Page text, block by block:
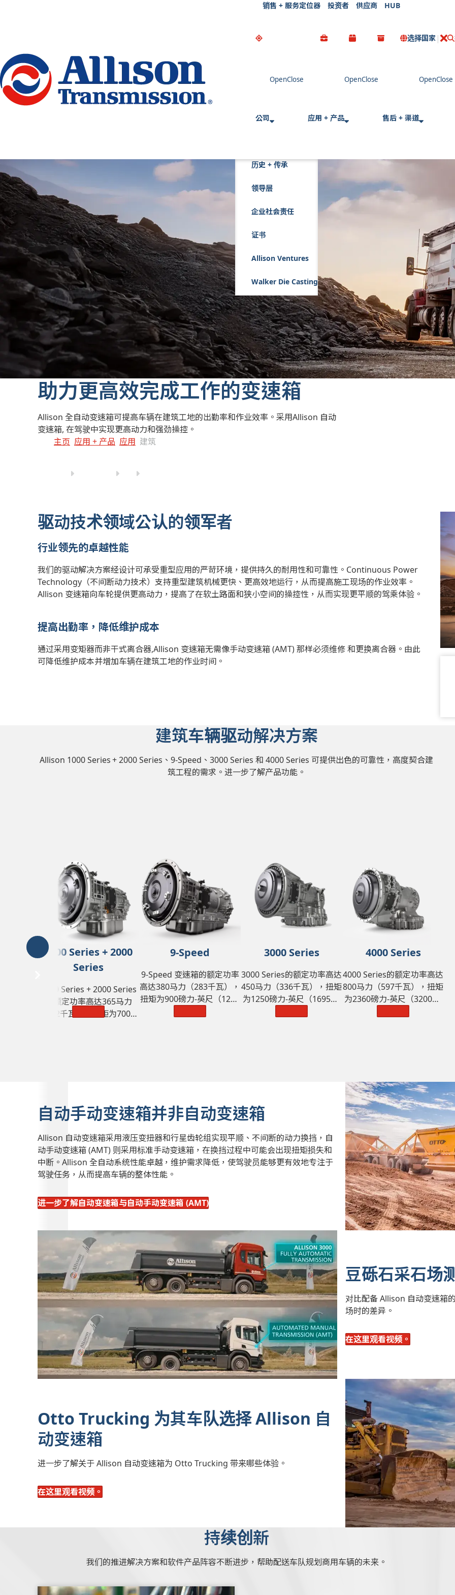
Go Home
销售 + 服务定位器 投资者 供应商 HUB
选择国家
公司
历史 + 传承
领导层
企业社会责任
证书
Allison Ventures
Walker Die Casting
应用 + 产品 售后 + 渠道
助力更高效完成工作的变速箱
Allison 全自动变速箱可提高车辆在建筑工地的出勤率和作业效率。采用Allison 自动
变速箱, 在驾驶中实现更高动力和强劲操控。
主页 应用 + 产品 应用 建筑
驱动技术领域公认的领军者
行业领先的卓越性能
我们的驱动解决方案经设计可承受重型应用的严苛环境，提供持久的耐用性和可靠性。Continuous Power
Technology（不间断动力技术）支持重型建筑机械更快、更高效地运行，从而提高施工现场的作业效率。
Allison 变速箱向车轮提供更高动力，提高了在软土路面和狭小空间的操控性，从而实现更平顺的驾乘体验。
提高出勤率，降低维护成本
通过采用变矩器而非干式离合器,Allison 变速箱无需像手动变速箱 (AMT) 那样必须维修 和更换离合器。由此
可降低维护成本并增加车辆在建筑工地的作业时间。
建筑车辆驱动解决方案
Allison 1000 Series+ 2000 Series、9-Speed、3000 Series 和 4000 Series 可提供出色的可靠性，高度契合建
筑工程的需求。进一步了解产品功能。
1000 Series + 2000
Series
1000 Series + 2000 Series
的额定功率高达365马力
（272千瓦），扭矩为700磅
9-Speed
9-Speed 变速箱的额定功率
高达380马力（283千瓦），
扭矩为900磅力-英尺（1220
3000 Series
3000 Series的额定功率高达
450马力（336千瓦），扭矩
为1250磅力-英尺（1695牛·
4000 Series
4000 Series的额定功率高达
800马力（597千瓦），扭矩
为2360磅力-英尺（3200牛·
自动手动变速箱并非自动变速箱
Allison 自动变速箱采用液压变扭器和行星齿轮组实现平顺、不间断的动力换挡，自
动手动变速箱 (AMT) 则采用标准手动变速箱，在换挡过程中可能会出现扭矩损失和
中断。Allison 全自动系统性能卓越，维护需求降低，使驾驶员能够更有效地专注于
驾驶任务，从而提高车辆的整体性能。
进一步了解自动变速箱与自动手动变速箱 (AMT)
豆砾石采石场
对比配备 Allison 自动变速箱
场时的差异。
在这里观看视频。
Otto Trucking 为其车队选择 Allison 自
动变速箱
进一步了解关于 Allison 自动变速箱为 Otto Trucking 带来哪些体验。
在这里观看视频。
持续创新
我们的推进解决方案和软件产品阵容不断进步，帮助配送车队规划商用车辆的未来。